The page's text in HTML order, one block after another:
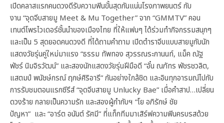
เปิดคลาสแรกคนดวงดีรับความฟินขั้นสุดกันแน่นโรงภาพยนตร์ กับ
งาน “จุดจีบสายมู Meet & Mu Together” จาก “GMMTV” คอน
เทนต์โพรไวเดอร์ชั้นนำของเมืองไทย ที่ให้แฟนๆ ได้ร่วมทำกิจกรรมสนุกๆ
และเป็น 5 สุดยอดคนดวงดี ที่ได้ถามคำถาม เปิดตำราจีบแบบสายมูกับนัก
แสดงวัยรุ่นคู่ใหม่มาแรง “ธรรม ทัพทอง สุวรรณระกานนท์, แม็ค ณัฐ
พัชร์ นิมจิรวัฒน์” และสองนักแสดงวัยรุ่นฝีมือดี “อั๋น ณภัทร พัชรชวลิต,
แสตมป์ พนัชษ์กรณ์ ฤกษ์ศิริอารี” กันอย่างใกล้ชิด และอินทุกอารมณ์ไปกับ
การรับชมตอนแรกซีรีส์ “จุดจีบสายมู Unlucky Bae” เมื่อคำสาป…เปลี่ยน
ดวงร้าย กลายเป็นความรัก และสองผู้กำกับฯ “โย อภิรักษ์ ชัย
ปัญหา” และ “อาร์ต อนันต์ รัศมี” ที่แท็กทีมมาเสิร์ฟความฟินครบรสด้วย